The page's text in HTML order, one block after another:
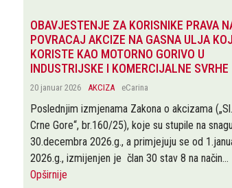
OBAVJESTENJE ZA KORISNIKE PRAVA
POVRACAJ AKCIZE NA GASNA ULJA
KORISTE KAO MOTORNO GORIVO U
INDUSTRIJSKE I KOMERCIJALNE SVRHE
20 januar 2026 AKCIZA eCarina
Poslednjim izmjenama Zakona o akcizama
Crne Gore“, br.160/25), koje su stupile na snagu
30.decembra 2026.g., a primjejuju se od
2026.g., izmijenjen je član 30 stav 8 na način...
Opširnije